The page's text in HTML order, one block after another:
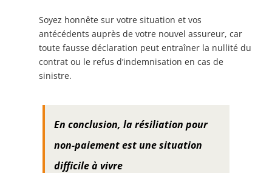
Soyez honnête sur votre situation et vos
antécédents auprès de votre nouvel assureur, car
toute fausse déclaration peut entraîner la nullité du
contrat ou le refus d’indemnisation en cas de
sinistre.
En conclusion, la résiliation pour
non-paiement est une situation
difficile à vivre